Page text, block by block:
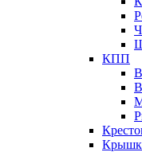
КПП